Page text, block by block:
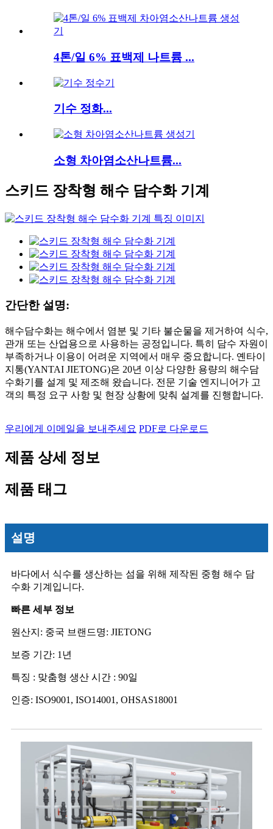
4톤/일 6% 표백제 나트륨 ...
기수 정화...
소형 차아염소산나트륨...
스키드 장착형 해수 담수화 기계
간단한 설명:
해수담수화는 해수에서 염분 및 기타 불순물을 제거하여 식수,
관개 또는 산업용으로 사용하는 공정입니다. 특히 담수 자원이
부족하거나 이용이 어려운 지역에서 매우 중요합니다. 옌타이
지통(YANTAI JIETONG)은 20년 이상 다양한 용량의 해수담
수화기를 설계 및 제조해 왔습니다. 전문 기술 엔지니어가 고
객의 특정 요구 사항 및 현장 상황에 맞춰 설계를 진행합니다.
우리에게 이메일을 보내주세요 PDF로 다운로드
제품 상세 정보
제품 태그
설명
바다에서 식수를 생산하는 섬을 위해 제작된 중형 해수 담
수화 기계입니다.
빠른 세부 정보
원산지: 중국 브랜드명: JIETONG
보증 기간: 1년
특징 : 맞춤형 생산 시간 : 90일
인증: ISO9001, ISO14001, OHSAS18001